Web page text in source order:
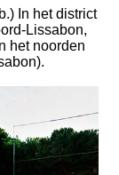
In het district
Lissabon,
het noorden